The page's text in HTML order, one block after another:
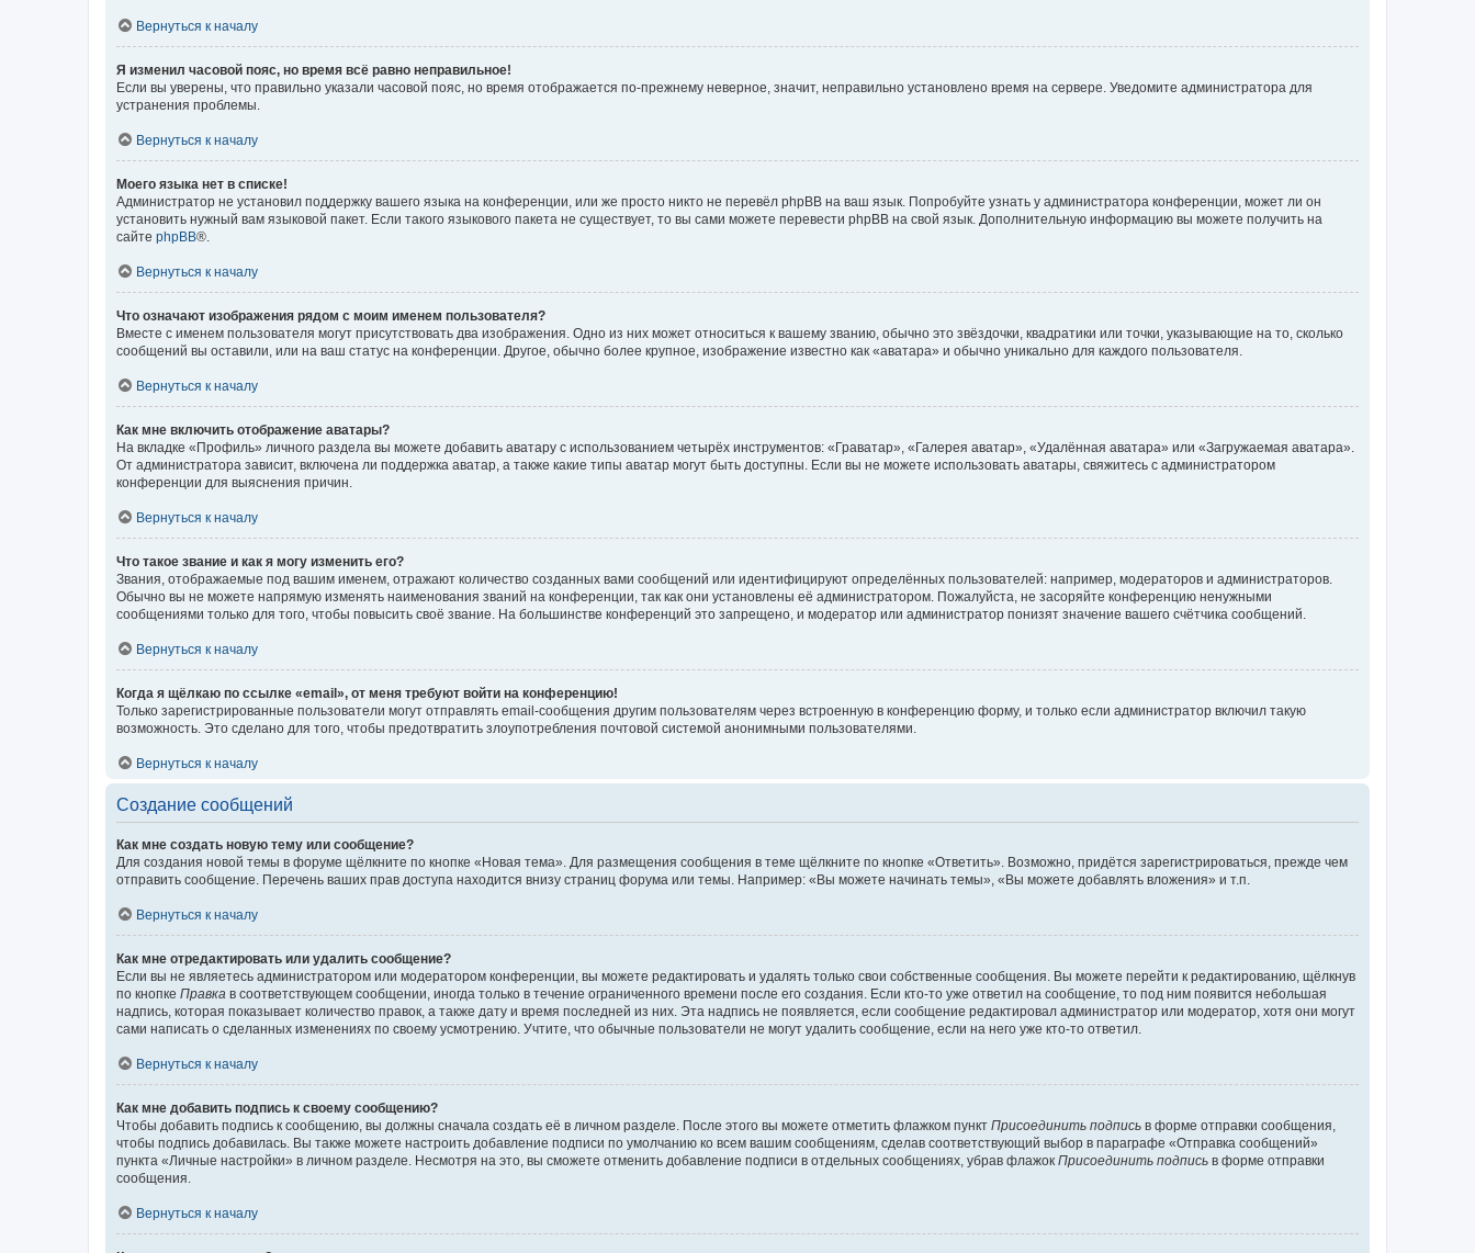
Вернуться к началу
Я изменил часовой пояс, но время всё равно неправильное!
Если вы уверены, что правильно указали часовой пояс, но время отображается по-прежнему неверное, значит, неправильно установлено время на сервере. Уведомите администратора для
устранения проблемы.
Вернуться к началу
Моего языка нет в списке!
Администратор не установил поддержку вашего языка на конференции, или же просто никто не перевёл phpBB на ваш язык. Попробуйте узнать у администратора конференции, может ли он
установить нужный вам языковой пакет. Если такого языкового пакета не существует, то вы сами можете перевести phpBB на свой язык. Дополнительную информацию вы можете получить на
сайте phpBB®.
Вернуться к началу
Что означают изображения рядом с моим именем пользователя?
Вместе с именем пользователя могут присутствовать два изображения. Одно из них может относиться к вашему званию, обычно это звёздочки, квадратики или точки, указывающие на то, сколько
сообщений вы оставили, или на ваш статус на конференции. Другое, обычно более крупное, изображение известно как «аватара» и обычно уникально для каждого пользователя.
Вернуться к началу
Как мне включить отображение аватары?
На вкладке «Профиль» личного раздела вы можете добавить аватару с использованием четырёх инструментов: «Граватар», «Галерея аватар», «Удалённая аватара» или «Загружаемая аватара».
От администратора зависит, включена ли поддержка аватар, а также какие типы аватар могут быть доступны. Если вы не можете использовать аватары, свяжитесь с администратором
конференции для выяснения причин.
Вернуться к началу
Что такое звание и как я могу изменить его?
Звания, отображаемые под вашим именем, отражают количество созданных вами сообщений или идентифицируют определённых пользователей: например, модераторов и администраторов.
Обычно вы не можете напрямую изменять наименования званий на конференции, так как они установлены её администратором. Пожалуйста, не засоряйте конференцию ненужными
сообщениями только для того, чтобы повысить своё звание. На большинстве конференций это запрещено, и модератор или администратор понизят значение вашего счётчика сообщений.
Вернуться к началу
Когда я щёлкаю по ссылке «email», от меня требуют войти на конференцию!
Только зарегистрированные пользователи могут отправлять email-сообщения другим пользователям через встроенную в конференцию форму, и только если администратор включил такую
возможность. Это сделано для того, чтобы предотвратить злоупотребления почтовой системой анонимными пользователями.
Вернуться к началу
Создание сообщений
Как мне создать новую тему или сообщение?
Для создания новой темы в форуме щёлкните по кнопке «Новая тема». Для размещения сообщения в теме щёлкните по кнопке «Ответить». Возможно, придётся зарегистрироваться, прежде чем
отправить сообщение. Перечень ваших прав доступа находится внизу страниц форума или темы. Например: «Вы можете начинать темы», «Вы можете добавлять вложения» и т.п.
Вернуться к началу
Как мне отредактировать или удалить сообщение?
Если вы не являетесь администратором или модератором конференции, вы можете редактировать и удалять только свои собственные сообщения. Вы можете перейти к редактированию, щёлкнув
по кнопке Правка в соответствующем сообщении, иногда только в течение ограниченного времени после его создания. Если кто-то уже ответил на сообщение, то под ним появится небольшая
надпись, которая показывает количество правок, а также дату и время последней из них. Эта надпись не появляется, если сообщение редактировал администратор или модератор, хотя они могут
сами написать о сделанных изменениях по своему усмотрению. Учтите, что обычные пользователи не могут удалить сообщение, если на него уже кто-то ответил.
Вернуться к началу
Как мне добавить подпись к своему сообщению?
Чтобы добавить подпись к сообщению, вы должны сначала создать её в личном разделе. После этого вы можете отметить флажком пункт Присоединить подпись в форме отправки сообщения,
чтобы подпись добавилась. Вы также можете настроить добавление подписи по умолчанию ко всем вашим сообщениям, сделав соответствующий выбор в параграфе «Отправка сообщений»
пункта «Личные настройки» в личном разделе. Несмотря на это, вы сможете отменить добавление подписи в отдельных сообщениях, убрав флажок Присоединить подпись в форме отправки
сообщения.
Вернуться к началу